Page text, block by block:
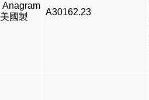
Anagram
美國製
A30162.23